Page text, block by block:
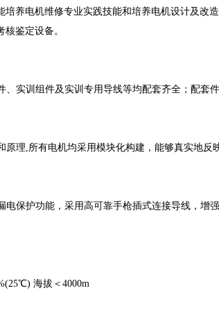
养电机维修专业实践技能和培养电机设计及改
鉴定设备。
、实训组件及实训专用导线等均配套齐全；配套件
原理,所有电机均采用模块化构建，能够真实地反
电保护功能，采用高可靠手枪插式连接导线，增
海拔＜4000m